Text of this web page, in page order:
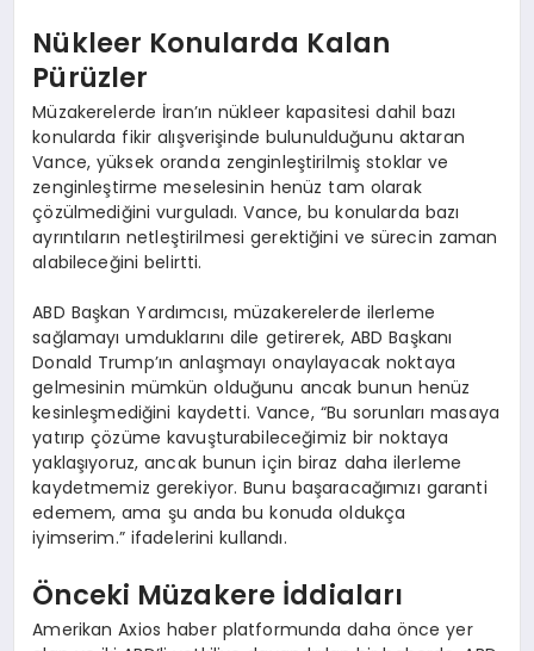
Nükleer Konularda Kalan
Pürüzler
Müzakerelerde İran’ın nükleer kapasitesi dahil bazı
konularda fikir alışverişinde bulunulduğunu aktaran
Vance, yüksek oranda zenginleştirilmiş stoklar ve
zenginleştirme meselesinin henüz tam olarak
çözülmediğini vurguladı. Vance, bu konularda bazı
ayrıntıların netleştirilmesi gerektiğini ve sürecin zaman
alabileceğini belirtti.
ABD Başkan Yardımcısı, müzakerelerde ilerleme
sağlamayı umduklarını dile getirerek, ABD Başkanı
Donald Trump’ın anlaşmayı onaylayacak noktaya
gelmesinin mümkün olduğunu ancak bunun henüz
kesinleşmediğini kaydetti. Vance, “Bu sorunları masaya
yatırıp çözüme kavuşturabileceğimiz bir noktaya
yaklaşıyoruz, ancak bunun için biraz daha ilerleme
kaydetmemiz gerekiyor. Bunu başaracağımızı garanti
edemem, ama şu anda bu konuda oldukça
iyimserim.” ifadelerini kullandı.
Önceki Müzakere İddiaları
Amerikan Axios haber platformunda daha önce yer